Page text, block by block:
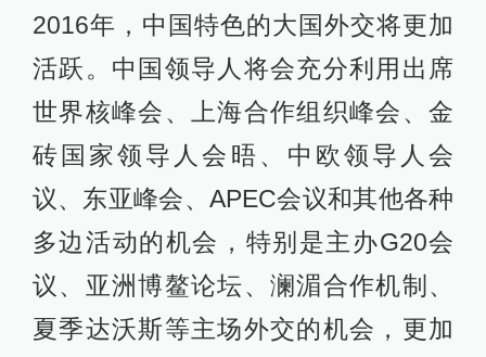
2016年，中国特色的大国外交将更加
活跃。中国领导人将会充分利用出席
世界核峰会、上海合作组织峰会、金
砖国家领导人会晤、中欧领导人会
议、东亚峰会、APEC会议和其他各种
多边活动的机会，特别是主办G20会
议、亚洲博鳌论坛、澜湄合作机制、
夏季达沃斯等主场外交的机会，更加